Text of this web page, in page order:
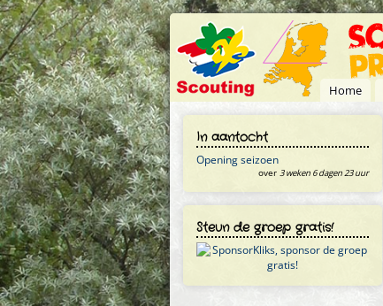
Overslaan en naar de inhoud gaan
Home
In aantocht
Opening seizoen
over 3 weken 6 dagen 23 uur
Steun de groep gratis!